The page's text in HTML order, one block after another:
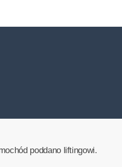
poddano liftingowi.